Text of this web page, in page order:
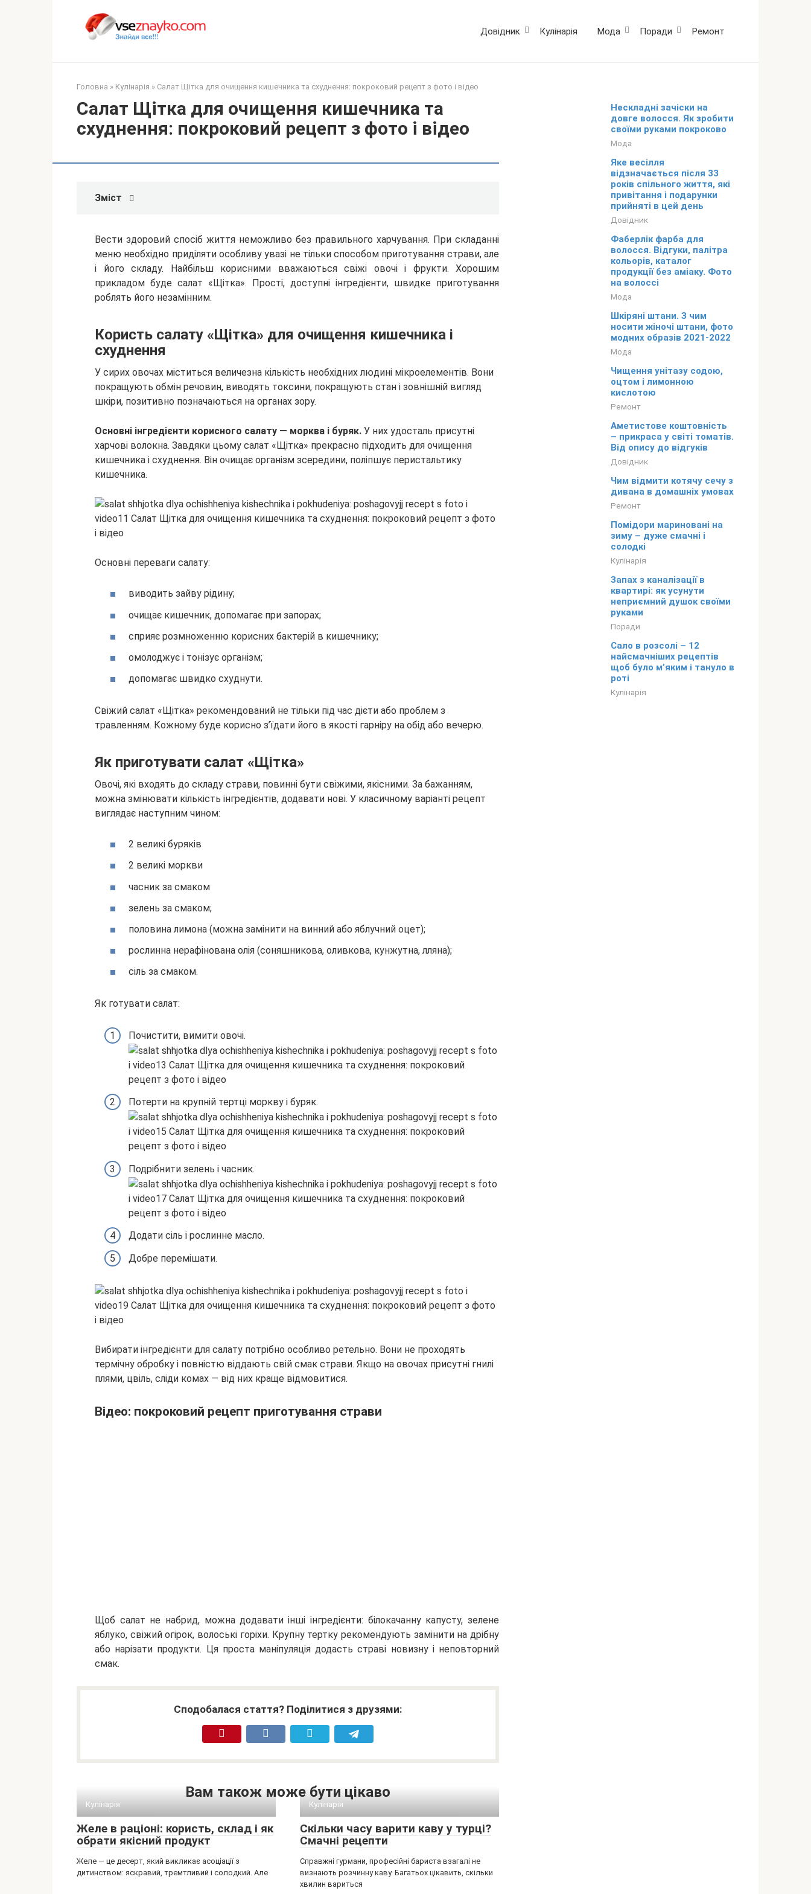
Довідник Кулінарія Мода Поради Ремонт
Головна » Кулінарія » Салат Щітка для очищення кишечника та схуднення: покроковий рецепт з фото і відео
Салат Щітка для очищення кишечника та
схуднення: покроковий рецепт з фото і відео
Зміст
Вести здоровий спосіб життя неможливо без правильного харчування. При складанні
меню необхідно приділяти особливу увазі не тільки способом приготування страви, але
і його складу. Найбільш корисними вважаються свіжі овочі і фрукти. Хорошим
прикладом буде салат «Щітка».
Прості, доступні інгредієнти, швидке приготування
роблять його незамінним.
Користь салату «Щітка» для очищення кишечника і
схуднення
У сирих овочах міститься величезна кількість необхідних людині мікроелементів. Вони
покращують обмін речовин, виводять токсини, покращують стан і зовнішній вигляд
шкіри, позитивно позначаються на органах зору.
Основні інгредієнти корисного салату — морква і буряк. У них удосталь присутні
харчові волокна. Завдяки цьому салат «Щітка» прекрасно підходить для очищення
кишечника і схуднення. Він очищає організм зсередини, поліпшує перистальтику
кишечника.
Основні переваги салату:
виводить зайву рідину;
очищає кишечник, допомагає при запорах;
сприяє розмноженню корисних бактерій в кишечнику;
омолоджує і тонізує організм;
допомагає швидко схуднути.
Свіжий салат «Щітка» рекомендований не тільки під час дієти або проблем з
травленням. Кожному буде корисно з’їдати його в якості гарніру на обід або вечерю.
Як приготувати салат «Щітка»
Овочі, які входять до складу страви, повинні бути свіжими, якісними. За бажанням,
можна змінювати кількість інгредієнтів, додавати нові. У класичному варіанті рецепт
виглядає наступним чином:
2 великі буряків
2 великі моркви
часник за смаком
зелень за смаком;
половина лимона (можна замінити на винний або яблучний оцет);
рослинна нерафінована олія (соняшникова, оливкова, кунжутна, лляна);
сіль за смаком.
Як готувати салат:
Почистити, вимити овочі.
Потерти на крупній тертці моркву і буряк.
Подрібнити зелень і часник.
Додати сіль і рослинне масло.
Добре перемішати.
Вибирати інгредієнти для салату потрібно особливо ретельно. Вони не проходять
термічну обробку і повністю віддають свій смак страви. Якщо на овочах присутні гнилі
плями, цвіль, сліди комах — від них краще відмовитися.
Відео: покроковий рецепт приготування страви
Щоб салат не набрид, можна додавати інші інгредієнти: білокачанну капусту, зелене
яблуко, свіжий огірок, волоські горіхи. Крупну тертку рекомендують замінити на дрібну
або нарізати продукти. Ця проста маніпуляція додасть страві новизну і неповторний
смак.
Сподобалася стаття? Поділитися з друзями:
Вам також може бути цікаво
Кулінарія
Желе в раціоні: користь, склад і як
обрати якісний продукт
Желе — це десерт, який викликає асоціації з
дитинством: яскравий, тремтливий і солодкий. Але
Кулінарія
Скільки часу варити каву у турці?
Смачні рецепти
Справжні гурмани, професійні бариста взагалі не
визнають розчинну каву. Багатьох цікавить, скільки
хвилин вариться
Нескладні зачіски на
довге волосся. Як зробити
своїми руками покроково
Мода
Яке весілля
відзначається після 33
років спільного життя, які
привітання і подарунки
прийняті в цей день
Довідник
Фаберлік фарба для
волосся. Відгуки, палітра
кольорів, каталог
продукції без аміаку. Фото
на волоссі
Мода
Шкіряні штани. З чим
носити жіночі штани, фото
модних образів 2021-2022
Мода
Чищення унітазу содою,
оцтом і лимонною
кислотою
Ремонт
Аметистове коштовність
– прикраса у світі томатів.
Від опису до відгуків
Довідник
Чим відмити котячу сечу з
дивана в домашніх умовах
Ремонт
Помідори мариновані на
зиму – дуже смачні і
солодкі
Кулінарія
Запах з каналізації в
квартирі: як усунути
неприємний душок своїми
руками
Поради
Сало в розсолі – 12
найсмачніших рецептів
щоб було м’яким і тануло в
роті
Кулінарія